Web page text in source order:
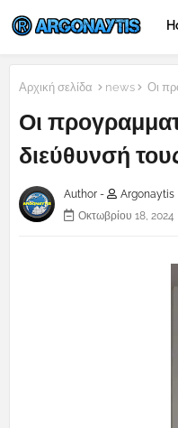
Αρχική σελίδα news Οι
Οι
διεύθυνσή
Author -
Argonaytis
Οκτωβρίου 18, 2024